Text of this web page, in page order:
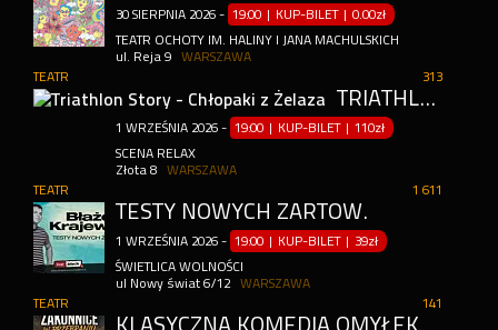
30 SIERPNIA 2026 - 19:00 | KUP-BILET |0.00zł
TEATR OCHOTY IM. HALINY I JANA MACHULSKICH
ul. Reja 9
WARSZAWA
313
TEATR
TRIATHLON STORY - CHŁOPAKI Z ŻELAZA
1 WRZEŚNIA 2026 - 19:00 | KUP-BILET |110zł
SCENA RELAX
Złota 8
WARSZAWA
1 611
TEATR
TESTY NOWYCH ŻARTÓW.
1 WRZEŚNIA 2026 - 19:00 | KUP-BILET | 39zł
ŚWIETLICA WOLNOŚCI
ul Nowy świat 6/12
WARSZAWA
141
TEATR
KLASYCZNA KOMEDIA OMYŁEK